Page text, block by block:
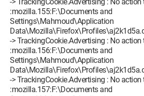
:mozilla.155:F:\Documents and
Settings\Mahmoud\Application
-> TrackingCookie.Advertising : No action
:mozilla.156:F:\Documents and
Settings\Mahmoud\Application
-> TrackingCookie.Advertising : No action
:mozilla.157:F:\Documents and